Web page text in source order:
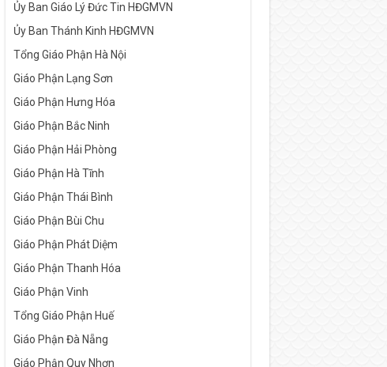
Ủy Ban Giáo Lý Đức Tin HĐGMVN
Ủy Ban Thánh Kinh HĐGMVN
Tổng Giáo Phận Hà Nội
Giáo Phận Lạng Sơn
Giáo Phận Hưng Hóa
Giáo Phận Bắc Ninh
Giáo Phận Hải Phòng
Giáo Phận Hà Tĩnh
Giáo Phận Thái Bình
Giáo Phận Bùi Chu
Giáo Phận Phát Diệm
Giáo Phận Thanh Hóa
Giáo Phận Vinh
Tổng Giáo Phận Huế
Giáo Phận Đà Nẵng
Giáo Phận Quy Nhơn